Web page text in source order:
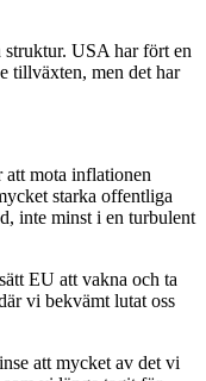
USA har fört en
tillväxten, men det har
mota inflationen
starka offentliga
inte minst i en turbulent
EU att vakna och ta
vi bekvämt lutat oss
att mycket av det vi